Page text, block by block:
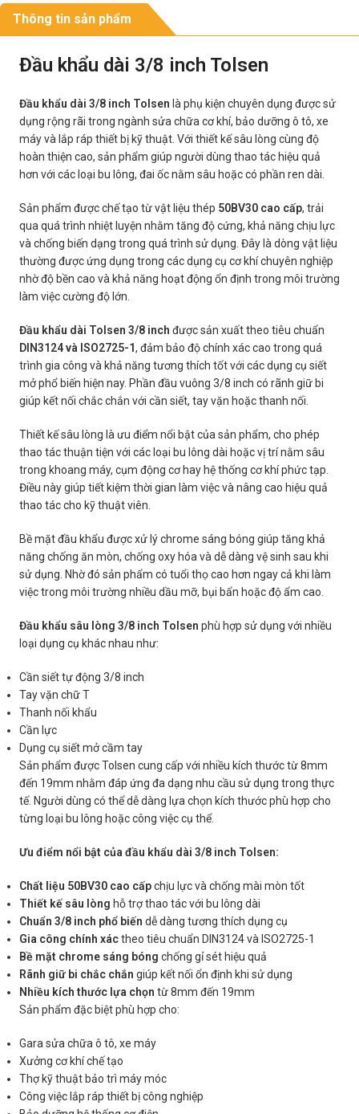
Thông tin sản phẩm
Đầu khẩu dài 3/8 inch Tolsen
Đầu khẩu dài 3/8 inch Tolsen là phụ kiện chuyên dụng được sử
dụng rộng rãi trong ngành sửa chữa cơ khí, bảo dưỡng ô tô, xe
máy và lắp ráp thiết bị kỹ thuật. Với thiết kế sâu lòng cùng độ
hoàn thiện cao, sản phẩm giúp người dùng thao tác hiệu quả
hơn với các loại bu lông, đai ốc nằm sâu hoặc có phần ren dài.
Sản phẩm được chế tạo từ vật liệu thép 50BV30 cao cấp, trải
qua quá trình nhiệt luyện nhằm tăng độ cứng, khả năng chịu lực
và chống biến dạng trong quá trình sử dụng. Đây là dòng vật liệu
thường được ứng dụng trong các dụng cụ cơ khí chuyên nghiệp
nhờ độ bền cao và khả năng hoạt động ổn định trong môi trường
làm việc cường độ lớn.
Đầu khẩu dài Tolsen 3/8 inch được sản xuất theo tiêu chuẩn
DIN3124 và ISO2725-1, đảm bảo độ chính xác cao trong quá
trình gia công và khả năng tương thích tốt với các dụng cụ siết
mở phổ biến hiện nay. Phần đầu vuông 3/8 inch có rãnh giữ bi
giúp kết nối chắc chắn với cần siết, tay vặn hoặc thanh nối.
Thiết kế sâu lòng là ưu điểm nổi bật của sản phẩm, cho phép
thao tác thuận tiện với các loại bu lông dài hoặc vị trí nằm sâu
trong khoang máy, cụm động cơ hay hệ thống cơ khí phức tạp.
Điều này giúp tiết kiệm thời gian làm việc và nâng cao hiệu quả
thao tác cho kỹ thuật viên.
Bề mặt đầu khẩu được xử lý chrome sáng bóng giúp tăng khả
năng chống ăn mòn, chống oxy hóa và dễ dàng vệ sinh sau khi
sử dụng. Nhờ đó sản phẩm có tuổi thọ cao hơn ngay cả khi làm
việc trong môi trường nhiều dầu mỡ, bụi bẩn hoặc độ ẩm cao.
Đầu khẩu sâu lòng 3/8 inch Tolsen phù hợp sử dụng với nhiều
loại dụng cụ khác nhau như:
Cần siết tự động 3/8 inch
Tay vặn chữ T
Thanh nối khẩu
Cần lực
Dụng cụ siết mở cầm tay
Sản phẩm được Tolsen cung cấp với nhiều kích thước từ 8mm
đến 19mm nhằm đáp ứng đa dạng nhu cầu sử dụng trong thực
tế. Người dùng có thể dễ dàng lựa chọn kích thước phù hợp cho
từng loại bu lông hoặc công việc cụ thể.
Ưu điểm nổi bật của đầu khẩu dài 3/8 inch Tolsen:
Chất liệu 50BV30 cao cấpchịu lực và chống mài mòn tốt
Thiết kế sâu lòng hỗ trợ thao tác với bu lông dài
Chuẩn 3/8 inch phổ biến dễ dàng tương thích dụng cụ
Gia công chính xáctheo tiêu chuẩn DIN3124 và ISO2725-1
Bề mặt chrome sáng bóng chống gỉ sét hiệu quả
Rãnh giữ bi chắc chắn giúp kết nối ổn định khi sử dụng
Nhiều kích thước lựa chọn từ 8mm đến 19mm
Sản phẩm đặc biệt phù hợp cho:
Gara sửa chữa ô tô, xe máy
Xưởng cơ khí chế tạo
Thợ kỹ thuật bảo trì máy móc
Công việc lắp ráp thiết bị công nghiệp